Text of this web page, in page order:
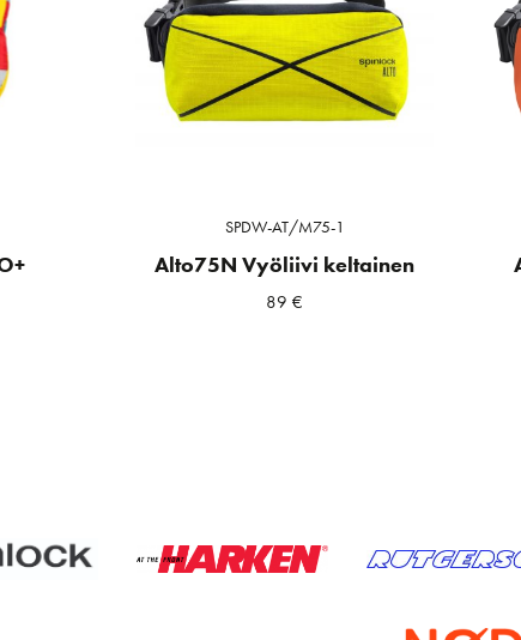
SPDW-AT/M75-1
Alto75N Vyöliivi keltainen
89€